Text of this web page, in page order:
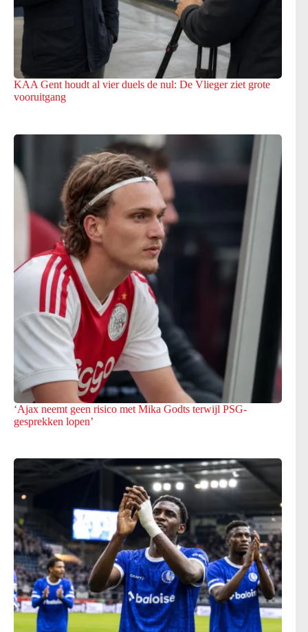
KAA Gent houdt al vier duels de nul: De Vlieger ziet grote
vooruitgang
‘Ajax neemt geen risico met Mika Godts terwijl PSG-
gesprekken lopen’